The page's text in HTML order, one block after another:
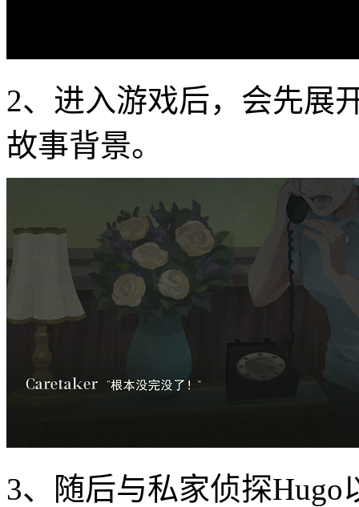
2、进入游戏后，会先展
故事背景。
3、随后与私家侦探Hugo